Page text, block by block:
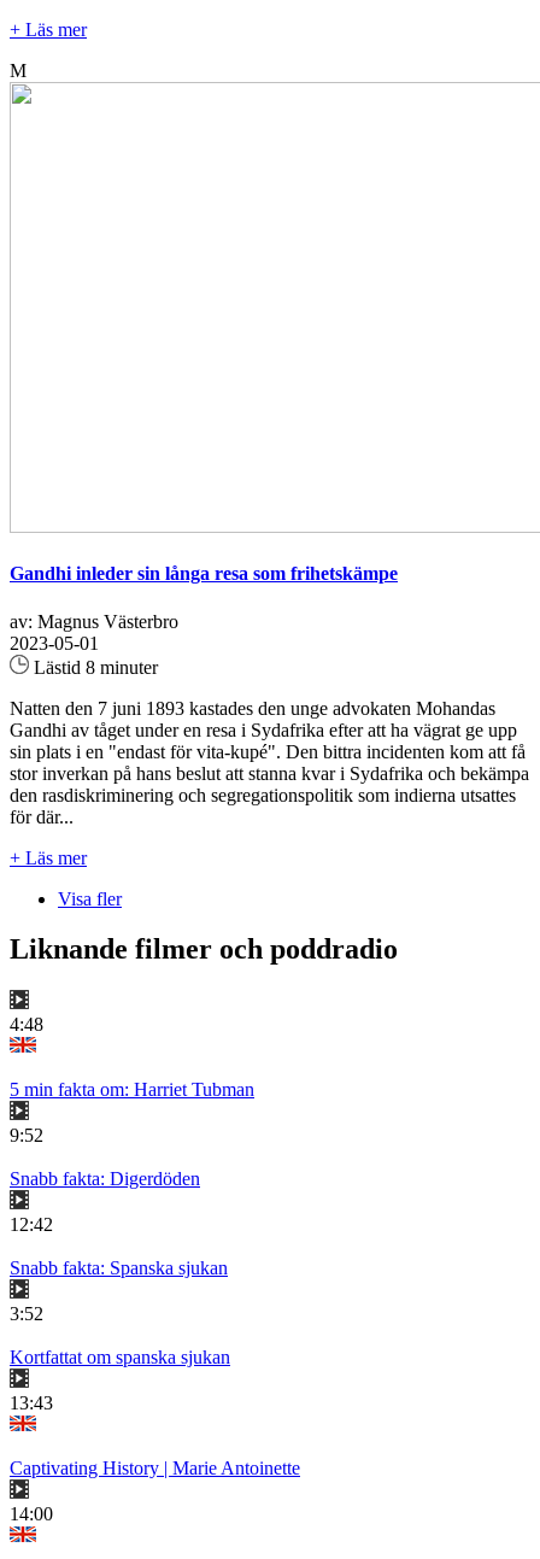
+ Läs mer
M
Gandhi inleder sin långa resa som frihetskämpe
av: Magnus Västerbro
2023-05-01
Lästid 8 minuter
Natten den 7 juni 1893 kastades den unge advokaten Mohandas
Gandhi av tåget under en resa i Sydafrika efter att ha vägrat ge upp
sin plats i en "endast för vita-kupé". Den bittra incidenten kom att få
stor inverkan på hans beslut att stanna kvar i Sydafrika och bekämpa
den rasdiskriminering och segregationspolitik som indierna utsattes
för där...
+ Läs mer
Visa fler
Liknande filmer och poddradio
4:48
5 min fakta om: Harriet Tubman
9:52
Snabb fakta: Digerdöden
12:42
Snabb fakta: Spanska sjukan
3:52
Kortfattat om spanska sjukan
13:43
Captivating History | Marie Antoinette
14:00